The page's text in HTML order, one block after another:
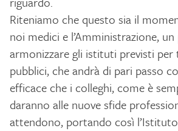
Riteniamo che questo sia il
noi medici e l’Amministrazione,
armonizzare gli istituti previsti
pubblici, che andrà di pari passo
efficace che i colleghi, come è
daranno alle nuove sfide
attendono, portando così